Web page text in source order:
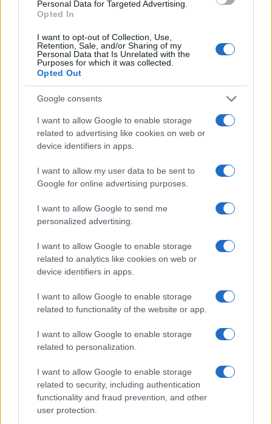
Personal Data for Targeted Advertising.
Opted In
I want to opt-out of Collection, Use,
Retention, Sale, and/or Sharing of my
Personal Data that Is Unrelated with the
Purposes for which it was collected.
Opted Out
Google consents
I want to allow Google to enable storage
related to advertising like cookies on web or
device identifiers in apps.
I want to allow my user data to be sent to
Google for online advertising purposes.
I want to allow Google to send me
personalized advertising.
I want to allow Google to enable storage
related to analytics like cookies on web or
device identifiers in apps.
I want to allow Google to enable storage
related to functionality of the website or app.
I want to allow Google to enable storage
related to personalization.
I want to allow Google to enable storage
related to security, including authentication
functionality and fraud prevention, and other
user protection.
βρεφονηπιακούς σταθμούς της ΔΥΠΑ
ΔΥΠΑ παρέχουν σύγχρονη και ποιοτική αρχική
επαγγελματική κατάρτιση. Η κατάρτιση είναι
προσαρμοσμένη στις ανάγκες της αγοράς εργασίας και
της οικονομίας.
Η εκπαιδευτική διαδικασία συνδυάζει θεωρητική,
εργαστηριακή και πρακτική εκπαίδευση. Μέσα από αυτή
τη δομή, οι καταρτιζόμενοι αποκτούν εξειδικευμένες
προσόντα.
Η διάρκεια της φοίτησης και η πρακτική
άσκηση
Η φοίτηση στις ΣΑΕΚ της ΔΥΠΑ διαρκεί συνολικά πέντε